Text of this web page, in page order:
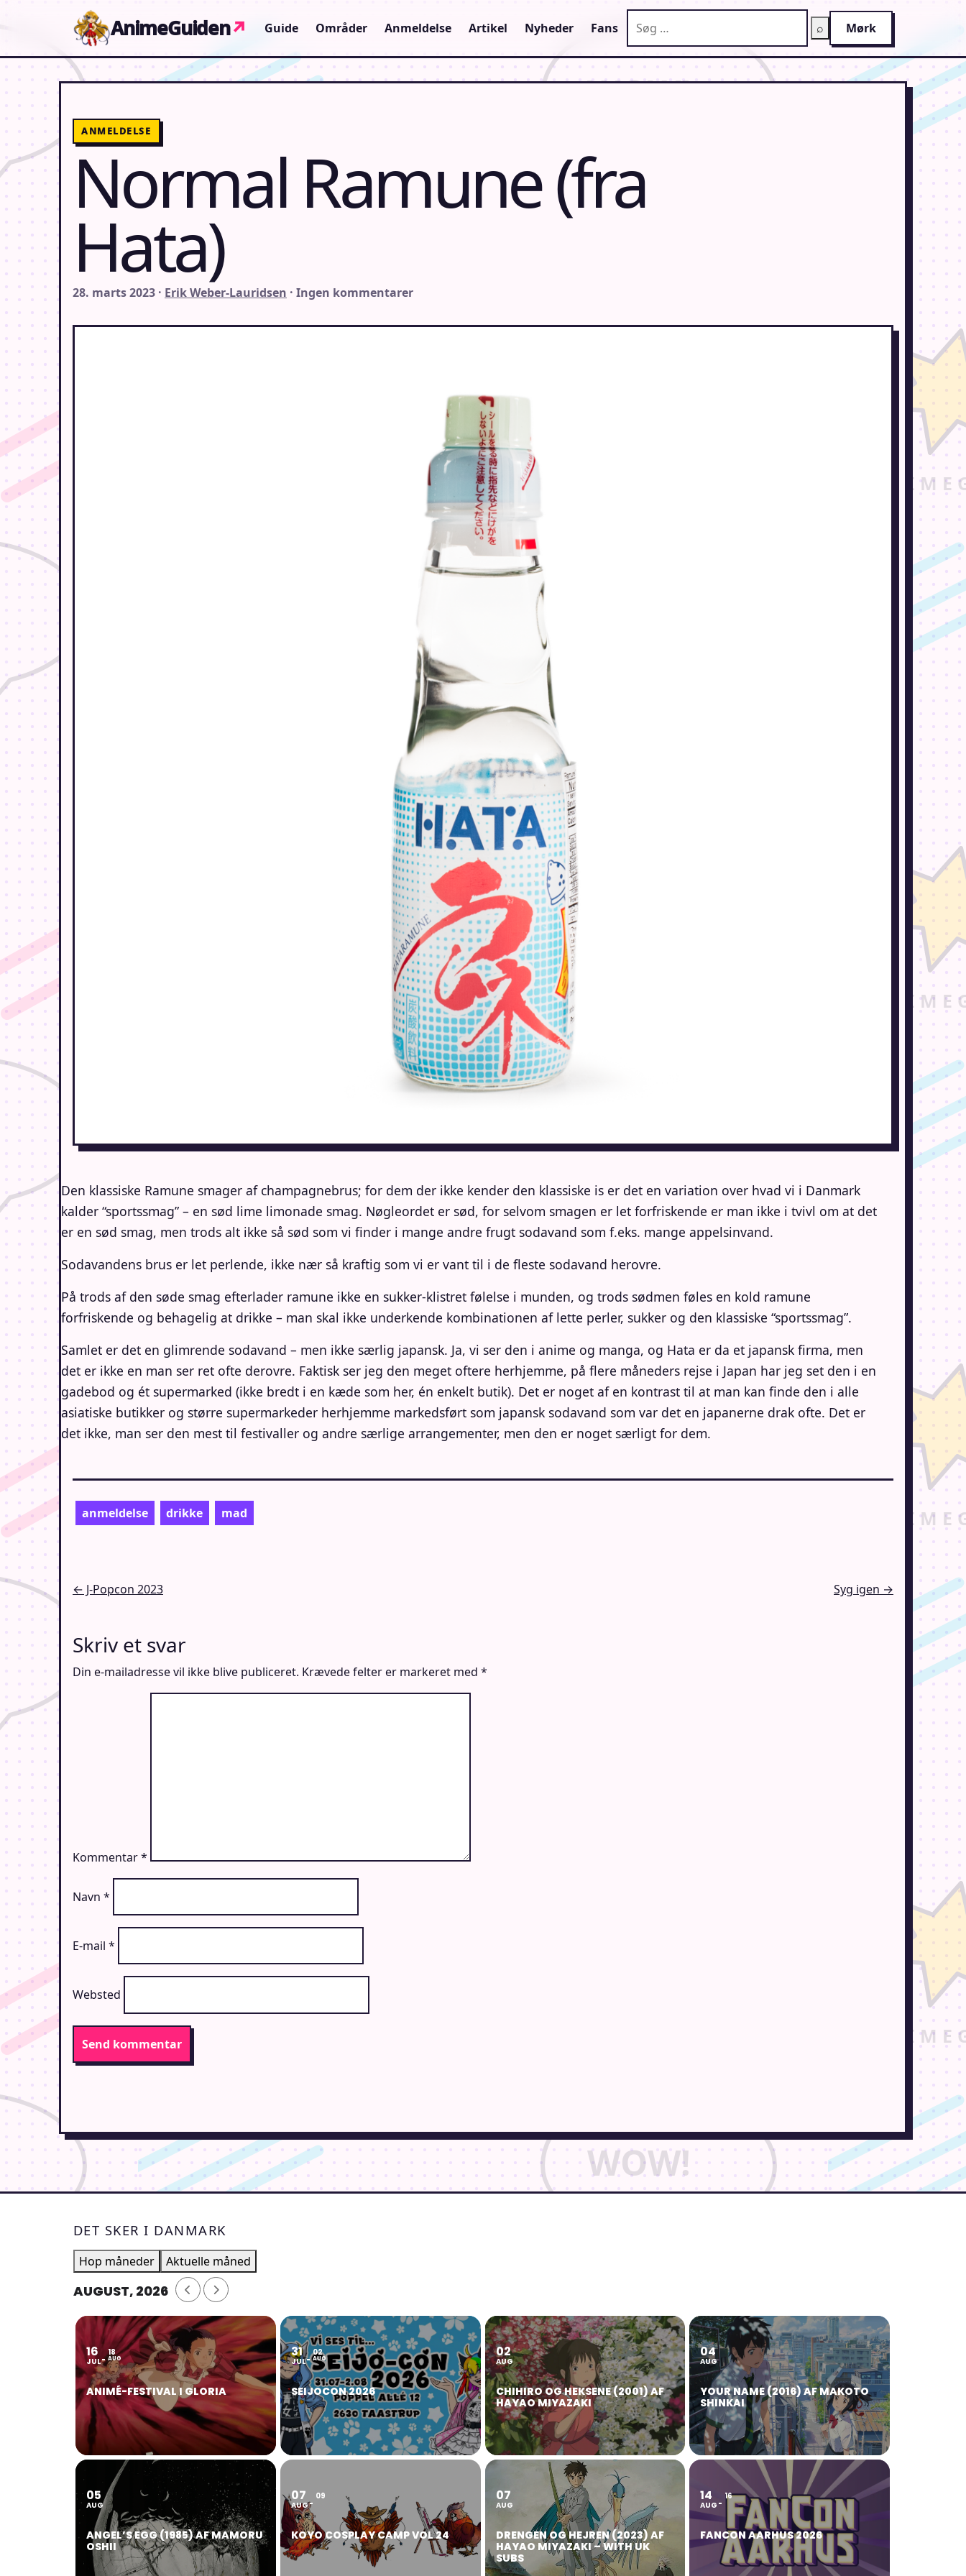
AnimeGuiden↗ Guide Områder Anmeldelse Artikel Nyheder Fans ⌕ Mørk
ANMELDELSE
Normal Ramune (fra
Hata)
28. marts 2023 · Erik Weber-Lauridsen · Ingen kommentarer
Den klassiske Ramune smager af champagnebrus; for dem der ikke kender den klassiske is er det en variation over hvad vi i Danmark
kalder “sportssmag” – en sød lime limonade smag. Nøgleordet er sød, for selvom smagen er let forfriskende er man ikke i tvivl om at det
er en sød smag, men trods alt ikke så sød som vi finder i mange andre frugt sodavand som f.eks. mange appelsinvand.
Sodavandens brus er let perlende, ikke nær så kraftig som vi er vant til i de fleste sodavand herovre.
På trods af den søde smag efterlader ramune ikke en sukker-klistret følelse i munden, og trods sødmen føles en kold ramune
forfriskende og behagelig at drikke – man skal ikke underkende kombinationen af lette perler, sukker og den klassiske “sportssmag”.
Samlet er det en glimrende sodavand – men ikke særlig japansk. Ja, vi ser den i anime og manga, og Hata er da et japansk firma, men
det er ikke en man ser ret ofte derovre. Faktisk ser jeg den meget oftere herhjemme, på flere måneders rejse i Japan har jeg set den i en
gadebod og ét supermarked (ikke bredt i en kæde som her, én enkelt butik). Det er noget af en kontrast til at man kan finde den i alle
asiatiske butikker og større supermarkeder herhjemme markedsført som japansk sodavand som var det en japanerne drak ofte. Det er
det ikke, man ser den mest til festivaller og andre særlige arrangementer, men den er noget særligt for dem.
anmeldelse drikke mad
Indlægsnavigation
← J-Popcon 2023 Syg igen →
Skriv et svar
Din e-mailadresse vil ikke blive publiceret. Krævede felter er markeret med *
Kommentar*
Navn *
E-mail *
Websted
DET SKER I DANMARK
Hop måneder Aktuelle måned
AUGUST, 2026
16
JUL
18
AUG
ANIMÉ-FESTIVAL I GLORIA
31
JUL
02
AUG
SEIJOCON 2026
02
AUG
CHIHIRO OG HEKSENE (2001) AF
HAYAO MIYAZAKI
04
AUG
YOUR NAME (2016) AF MAKOTO
SHINKAI
05
AUG
ANGEL’S EGG (1985) AF MAMORU
OSHII
07
AUG
09
KOYO COSPLAY CAMP VOL 24
07
AUG
DRENGEN OG HEJREN (2023) AF
HAYAO MIYAZAKI – WITH UK
SUBS
14
AUG
16
FANCON AARHUS 2026